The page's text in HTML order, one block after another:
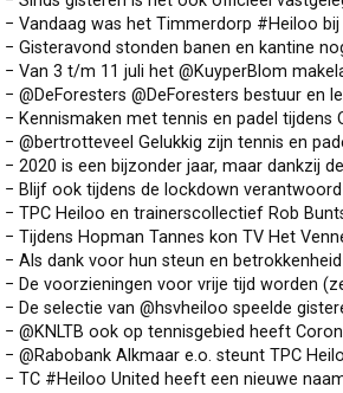
− Vandaag was het Timmerdorp #Heiloo bij
− Gisteravond stonden banen en kantine nog blank,
− Van 3 t/m 11 juli het @KuyperBlom
− @DeForesters @DeForesters bestuur en leden
− Kennismaken met tennis en padel tijdens
− @bertrotteveel Gelukkig zijn tennis en padel
− 2020 is een bijzonder jaar, maar dankzij de
− Blijf ook tijdens de lockdown verantwoord in
− TPC Heiloo en trainerscollectief Rob
− Tijdens Hopman Tannes kon TV Het Vennewater
− Als dank voor hun steun en betrokkenheid heeft
− De voorzieningen voor vrije tijd worden (zeker
− De selectie van @hsvheiloo speelde gisteren
− @KNLTB ook op tennisgebied heeft Corona de
− @Rabobank Alkmaar e.o. steunt TPC Heiloo
− TC #Heiloo United heeft een nieuwe naam. De